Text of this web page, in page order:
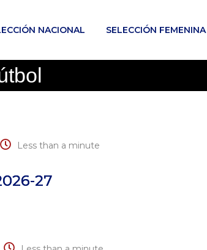
NACIONAL SELECCIÓN FEMENINA
Less than a minute
27